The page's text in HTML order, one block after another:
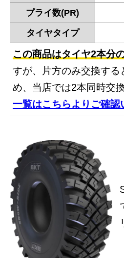
プライ数(PR)
タイヤタイプ
この商品はタイヤ2本分
すが、片方のみ交換す
め、当店では2本同時交
一覧はこちらよりご確認